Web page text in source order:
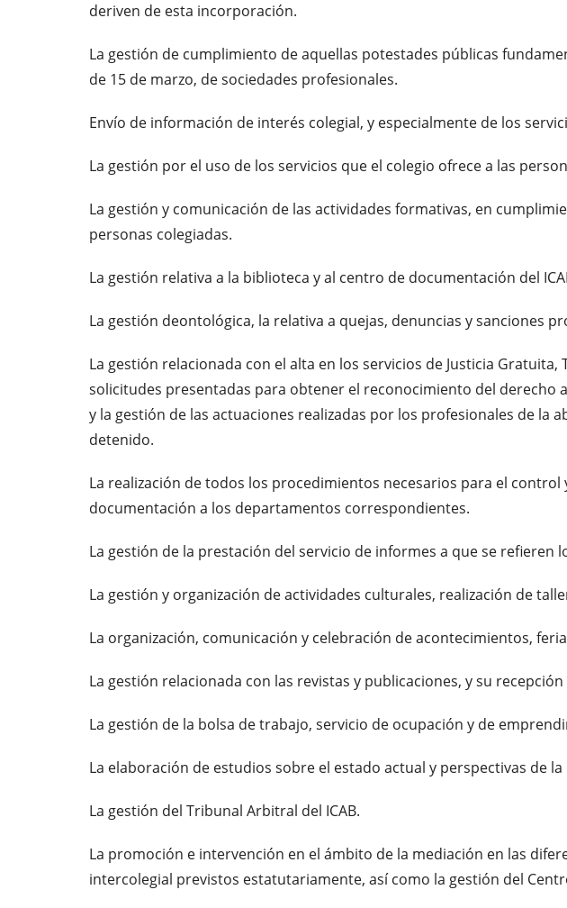
deriven de esta incorporación.
La gestión de cumplimiento de aquellas potestades públicas
de 15 de marzo, de sociedades profesionales.
Envío de información de interés colegial, y especialmente de los
La gestión por el uso de los servicios que el colegio ofrece a las
La gestión y comunicación de las actividades formativas, en
personas colegiadas.
La gestión relativa a la biblioteca y al centro de documentación del
La gestión deontológica, la relativa a quejas, denuncias y sanciones
La gestión relacionada con el alta en los servicios de Justicia
solicitudes presentadas para obtener el reconocimiento del derecho
y la gestión de las actuaciones realizadas por los profesionales de la
detenido.
La realización de todos los procedimientos necesarios para el
documentación a los departamentos correspondientes.
La gestión de la prestación del servicio de informes a que se refieren
La gestión y organización de actividades culturales, realización de
La organización, comunicación y celebración de acontecimientos,
La gestión relacionada con las revistas y publicaciones, y su
La gestión de la bolsa de trabajo, servicio de ocupación y de
La elaboración de estudios sobre el estado actual y perspectivas de
La gestión del Tribunal Arbitral del ICAB.
La promoción e intervención en el ámbito de la mediación en las
intercolegial previstos estatutariamente, así como la gestión del